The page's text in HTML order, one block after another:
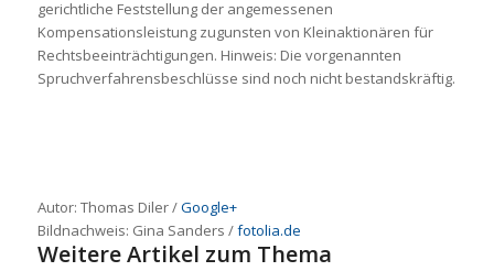
gerichtliche Feststellung der angemessenen
Kompensationsleistung zugunsten von Kleinaktionären für
Rechtsbeeinträchtigungen. Hinweis: Die vorgenannten
Spruchverfahrensbeschlüsse sind noch nicht bestandskräftig.
Autor: Thomas Diler /Google+
Bildnachweis: Gina Sanders /fotolia.de
Weitere Artikel zum Thema